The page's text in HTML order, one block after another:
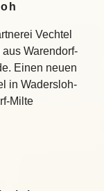
Vechtel
Warendorf-
Einen neuen
in Wadersloh-
Milte